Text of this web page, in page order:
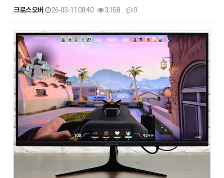
크로스오버 26-03-11 08:40 3,158 0
본문